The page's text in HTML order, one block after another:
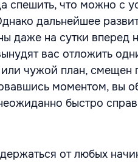
спешить, что можно с
дальнейшее
даже на сутки вперед
вас отложить
чужой план, смещен
моментом, вы
быстро
от любых